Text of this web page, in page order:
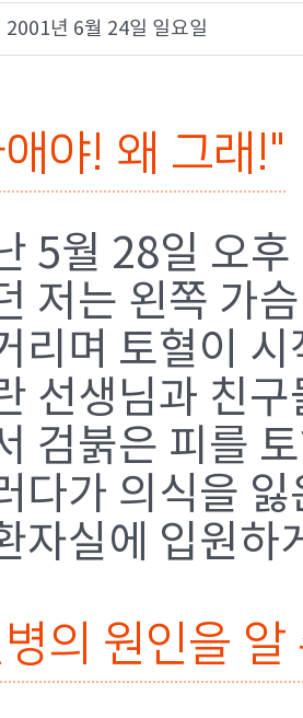
2001년 6월 24일 일요일
야! 왜 그래!"
5월 28일 오
저는 왼쪽 가
리며 토혈이
선생님과 친
검붉은 피를
다가 의식을
자실에 입원하
의 원인을